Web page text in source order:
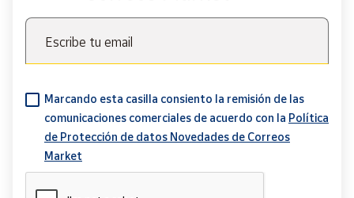
Escribe tu email
Marcando esta casilla consiento la remisión de las
comunicaciones comerciales de acuerdo con la Política
de Protección de datos Novedades de Correos
Market